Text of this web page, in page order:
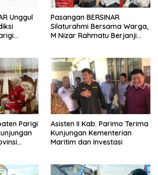
Unggul
Pasangan BERSINAR
Silaturahmi Bersama Warga,
M Nizar Rahmatu Berjanji
Parigi
Asisten II Kab. Parimo Terima
Kunjungan Kementerian
Maritim dan Investasi